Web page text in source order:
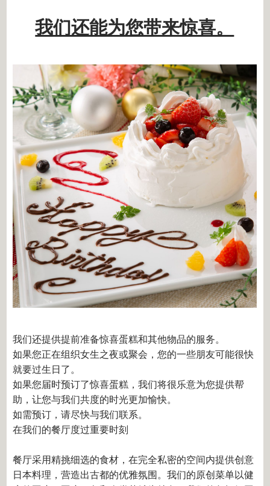
我们还能为您带来惊喜。
我们还提供提前准备惊喜蛋糕和其他物品的服务。
如果您正在组织女生之夜或聚会，您的一些朋友可能很快
就要过生日了。
如果您届时预订了惊喜蛋糕，我们将很乐意为您提供帮
助，让您与我们共度的时光更加愉快。
如需预订，请尽快与我们联系。
在我们的餐厅度过重要时刻
餐厅采用精挑细选的食材，在完全私密的空间内提供创意
日本料理，营造出古都的优雅氛围。我们的原创菜单以健